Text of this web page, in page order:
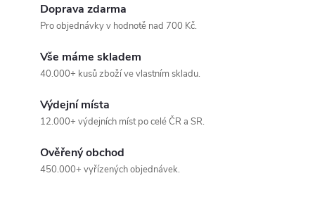
Doprava zdarma
Pro objednávky v hodnotě nad 700 Kč.
Vše máme skladem
40.000+ kusů zboží ve vlastním skladu.
Výdejní místa
12.000+ výdejních míst po celé ČR a SR.
Ověřený obchod
450.000+ vyřízených objednávek.